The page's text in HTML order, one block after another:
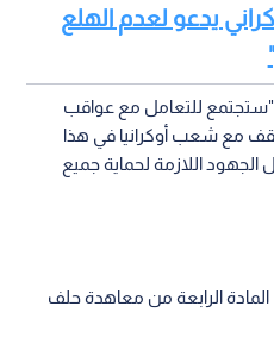
يدعو لعدم الهلع
"ستجتمع للتعامل مع عواقب
نقف مع شعب أوكرانيا في هذا
اللازمة لحماية جميع
المادة الرابعة من معاهدة حلف